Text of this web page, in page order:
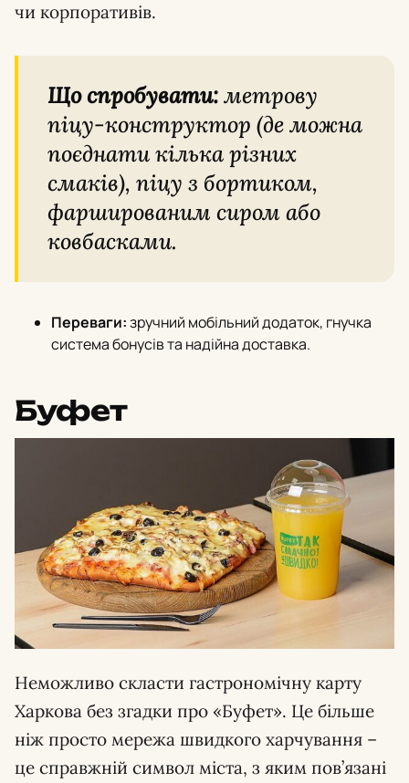
чи корпоративів.
Що спробувати:метрову
піцу-конструктор (де можна
поєднати кілька різних
смаків), піцу з бортиком,
фаршированим сиром або
ковбасками.
Переваги:зручний мобільний додаток, гнучка
система бонусів та надійна доставка.
Буфет
Неможливо скласти гастрономічну карту
Харкова без згадки про «Буфет». Це більше
ніж просто мережа швидкого харчування –
це справжній символ міста, з яким пов’язані